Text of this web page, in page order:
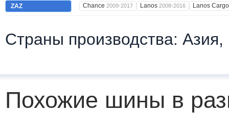
ZAZ Chance 2009-2017 Lanos 2008-2016 Lanos
Страны производства: Азия,
Похожие шины в